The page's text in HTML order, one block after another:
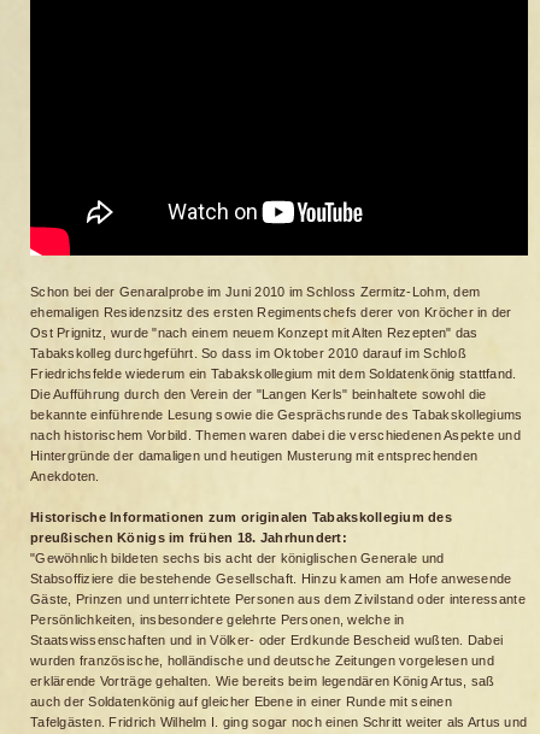
Schon bei der Genaralprobe im Juni 2010 im Schloss Zermitz-Lohm, dem
ehemaligen Residenzsitz des ersten Regimentschefs derer von Kröcher in der
Ost Prignitz, wurde "nach einem neuem Konzept mit Alten Rezepten" das
Tabakskolleg durchgeführt. So dass im Oktober 2010 darauf im Schloß
Friedrichsfelde wiederum ein Tabakskollegium mit dem Soldatenkönig stattfand.
Die Aufführung durch den Verein der "Langen Kerls" beinhaltete sowohl die
bekannte einführende Lesung sowie die Gesprächsrunde des Tabakskollegiums
nach historischem Vorbild. Themen waren dabei die verschiedenen Aspekte und
Hintergründe der damaligen und heutigen Musterung mit entsprechenden
Anekdoten.
Historische Informationen zum originalen Tabakskollegium des
preußischen Königs im frühen 18. Jahrhundert:
"Gewöhnlich bildeten sechs bis acht der königlischen Generale und
Stabsoffiziere die bestehende Gesellschaft. Hinzu kamen am Hofe anwesende
Gäste, Prinzen und unterrichtete Personen aus dem Zivilstand oder interessante
Persönlichkeiten, insbesondere gelehrte Personen, welche in
Staatswissenschaften und in Völker- oder Erdkunde Bescheid wußten. Dabei
wurden französische, holländische und deutsche Zeitungen vorgelesen und
erklärende Vorträge gehalten. Wie bereits beim legendären König Artus, saß
auch der Soldatenkönig auf gleicher Ebene in einer Runde mit seinen
Tafelgästen. Fridrich Wilhelm I. ging sogar noch einen Schritt weiter als Artus und